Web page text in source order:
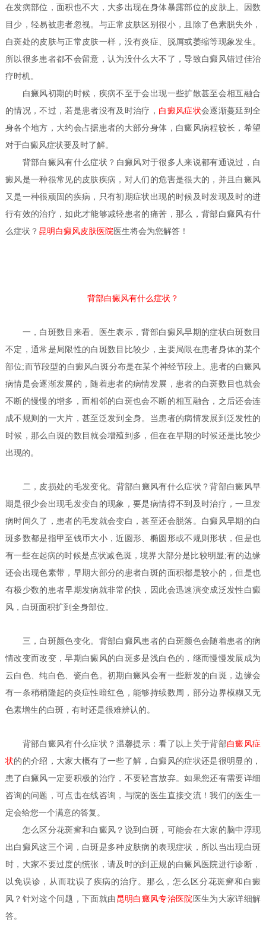
在发病部位，面积也不大，大多出现在身体暴露部位的皮肤上。因数
目少，轻易被患者忽视。与正常皮肤区别很小，且除了色素脱失外，
白斑处的皮肤与正常皮肤一样，没有炎症、脱屑或萎缩等现象发生。
所以很多患者都不会留意，认为没什么大不了，导致白癜风错过佳治
疗时机。
白癜风初期的时候，疾病不至于会出现一些扩散甚至会相互融合
的情况，不过，若是患者没有及时治疗， 白癜风症状会逐渐蔓延到全
身各个地方，大约会占据患者的大部分身体，白癜风病程较长，希望
对于白癜风症状要及时了解。
背部白癜风有什么症状？ 白癜风对于很多人来说都有通说过，白
癜风是一种很常见的皮肤疾病，对人们的危害是很大的，并且白癜风
又是一种很顽固的疾病，只有初期症状出现的时候及时发现及时的进
行有效的治疗，如此才能够减轻患者的痛苦，那么，背部白癜风有什
么症状？ 昆明白癜风皮肤医院 医生将会为您解答！
背部白癜风有什么症状？
一，白斑数目来看。医生表示，背部白癜风早期的症状白斑数目
不定，通常是局限性的白斑数目比较少，主要局限在患者身体的某个
部位;而节段型的白癜风白斑分布是在某个神经节段上。患者的白癜风
病情是会逐渐发展的，随着患者的病情发展，患者的白斑数目也就会
不断的慢慢的增多，而相邻的白斑也会不断的相互融合，之后还会连
成不规则的一大片，甚至泛发到全身。当患者的病情发展到泛发性的
时候，那么白斑的数目就会增殖到多，但在在早期的时候还是比较少
出现的。
二，皮损处的毛发变化。 背部白癜风有什么症状？背部白癜风早
期是很少会出现毛发变白的现象，要是病情得不到及时治疗，一旦发
病时间久了，患者的毛发就会变白，甚至还会脱落。白癜风早期的白
斑多数都是指甲至钱币大小，近圆形、椭圆形或不规则形状，但是也
有一些在起病的时候是点状减色斑，境界大部分是比较明显;有的边缘
还会出现色素带，早期大部分的患者白斑的面积都是较小的，但是也
有极少数的患者早期发病就非常的快，因此会迅速演变成泛发性白癜
风，白斑面积扩到全身部位。
三，白斑颜色变化。背部白癜风患者的白斑颜色会随着患者的病
情改变而改变，早期白癜风的白斑多是浅白色的，继而慢慢发展成为
云白色、纯白色、瓷白色。初期白癜风会有一些新发的白斑，边缘会
有一条稍稍隆起的炎症性暗红色，能够持续数周，部分边界模糊又无
色素增生的白斑，有时还是很难辨认的。
背部白癜风有什么症状？ 温馨提示：看了以上关于背部白癜风症
状的的介绍，大家大概有了一些了解，白癜风的症状还是很明显的，
患了白癜风一定要积极的治疗，不要轻言放弃。如果您还有需要详细
咨询的问题，可点击在线咨询，与院的医生直接交流！我们的医生一
定会给您一个满意的答复。
怎么区分花斑癣和白癜风？ 说到白斑，可能会在大家的脑中浮现
出白癜风这三个词，白斑是多种皮肤病的表现症状，所以当出现白斑
时，大家不要过度的慌张，请及时的到正规的白癜风医院进行诊断，
以免误诊，从而耽误了疾病的治疗。那么，怎么区分花斑癣和白癜
风？针对这个问题，下面就由 昆明白癜风专治医院 医生为大家详细解
答。